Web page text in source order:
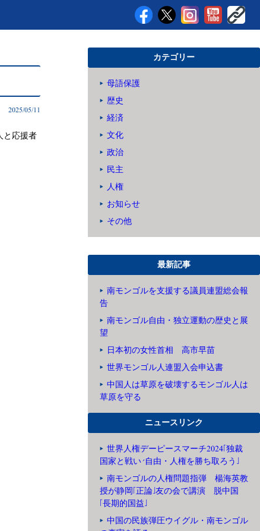
2025/05/11
と応援者
カテゴリー
母語保護
歴史
経済
文化
政治
民主
人権
お知らせ
その他
最新記事
南モンゴルを支援する議員連盟総会報
告
南モンゴル自由・独立運動の歴史と展
望
日本初の女性首相 高市早苗
世界モンゴル人連盟入会申込書
中国人は草原を破壊するモンゴル人は
草原を守る
ニュースリンク
世界人権デーピースマーチ2024「独裁
国家と戦い、自由・人権を勝ち取ろう」
南モンゴルの人権問題指弾 楊海英教
授が静岡「正論」友の会で講演 脱中国
「長期的国益」
中国の民族弾圧ウイグル・南モンゴル